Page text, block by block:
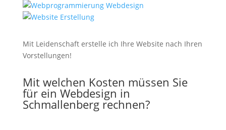
Mit Leidenschaft erstelle ich Ihre Website nach Ihren
Vorstellungen!
Mit welchen Kosten müssen Sie
für ein Webdesign in
Schmallenberg rechnen?